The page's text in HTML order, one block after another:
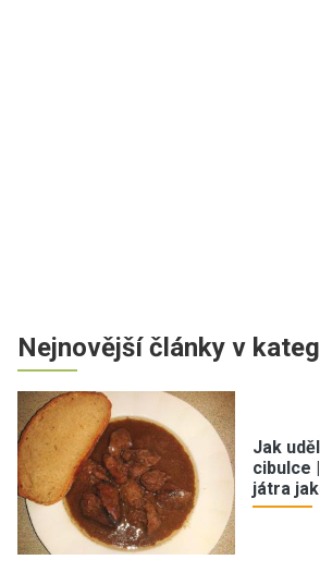
Nejnovější články v
Jak
cibulce
játra